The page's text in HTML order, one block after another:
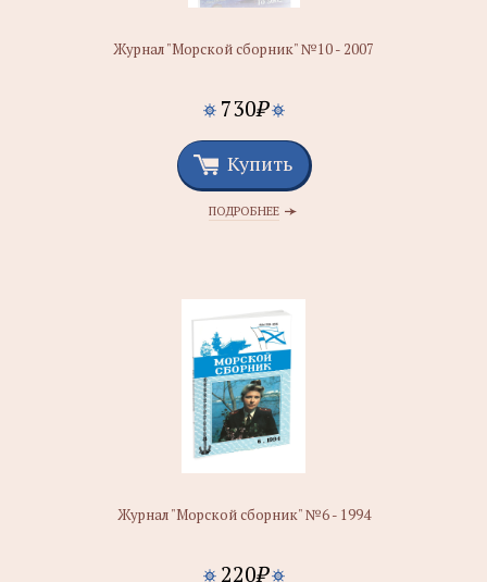
Журнал "Морской сборник" №10 - 2007
730₽
Купить
ПОДРОБНЕЕ
Журнал "Морской сборник" №6 - 1994
220₽